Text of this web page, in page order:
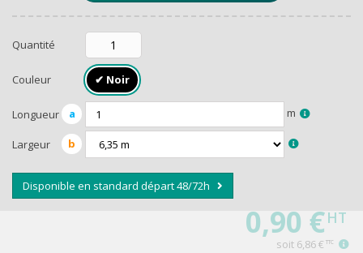
RECEVEZ
Quantité
Couleur
Longueur a m
Largeur b
Disponible en standard départ 48/72h
0,90 €HT
soit 6,86 € TTC